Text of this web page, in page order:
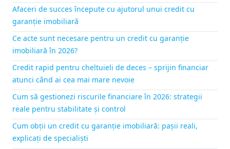
Afaceri de succes începute cu ajutorul unui credit cu
garanție imobiliară
Ce acte sunt necesare pentru un credit cu garanție
imobiliară în 2026?
Credit rapid pentru cheltuieli de deces – sprijin financiar
atunci când ai cea mai mare nevoie
Cum să gestionezi riscurile financiare în 2026: strategii
reale pentru stabilitate și control
Cum obții un credit cu garanție imobiliară: pașii reali,
explicați de specialiști